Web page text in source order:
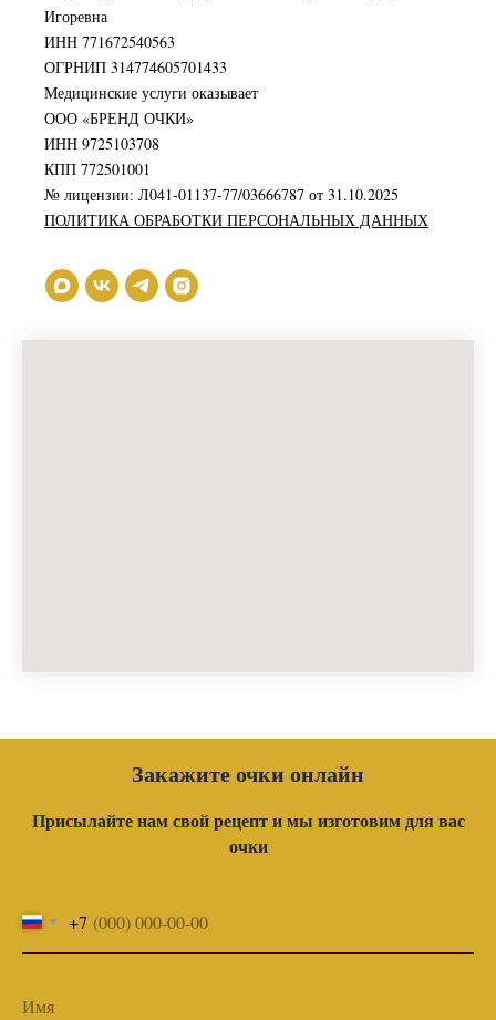
Игоревна
ИНН 771672540563
ОГРНИП 314774605701433
Медицинские услуги оказывает
ООО «БРЕНД ОЧКИ»
ИНН 9725103708
КПП 772501001
№ лицензии: Л041-01137-77/03666787 от 31.10.2025
ПОЛИТИКА ОБРАБОТКИ ПЕРСОНАЛЬНЫХ ДАННЫХ
Закажите очки онлайн
Присылайте нам свой рецепт и мы изготовим для вас
очки
+7
Имя